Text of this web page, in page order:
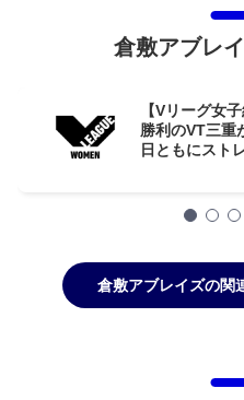
倉敷アブレ
【Vリーグ女
勝利のVT三重
日ともにスト
倉敷アブレイズの関